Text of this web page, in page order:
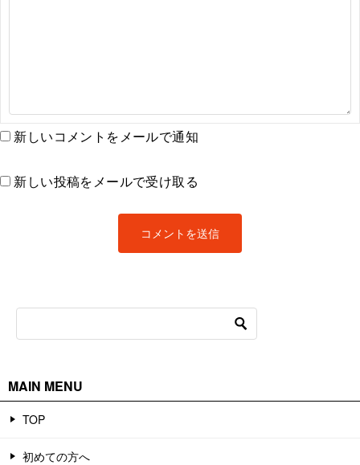
新しいコメントをメールで通知
新しい投稿をメールで受け取る
MAIN MENU
TOP
初めての方へ